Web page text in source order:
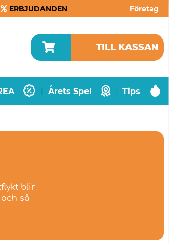
ERBJUDANDEN Företag
TILL KASSAN
Årets Spel Tips
blir
så